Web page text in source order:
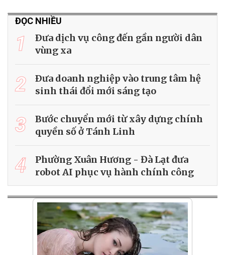
ĐỌC NHIỀU
1
Ðưa dịch vụ công đến gần người dân
vùng xa
2
Ðưa doanh nghiệp vào trung tâm hệ
sinh thái đổi mới sáng tạo
3
Bước chuyển mới từ xây dựng chính
quyền số ở Tánh Linh
4
Phường Xuân Hương - Đà Lạt đưa
robot AI phục vụ hành chính công